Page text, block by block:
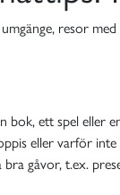
resor
ett spel eller
eller varför
gåvor, t.ex.